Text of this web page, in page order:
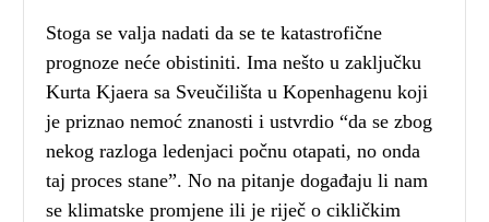
Stoga se valja nadati da se te katastrofične
prognoze neće obistiniti. Ima nešto u zaključku
Kurta Kjaera sa Sveučilišta u Kopenhagenu koji
je priznao nemoć znanosti i ustvrdio “da se zbog
nekog razloga ledenjaci počnu otapati, no onda
taj proces stane”. No na pitanje događaju li nam
se klimatske promjene ili je riječ o cikličkim